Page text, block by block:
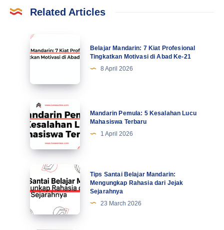
Related Articles
Belajar
Mandarin:
Profesional
Tingkatkan
Motivasi
di
Abad
Ke-
Belajar Mandarin: 7 Kiat Profesional
Tingkatkan Motivasi di Abad Ke-21
8 April 2026
Mandarin
Pemula:
5
Kesalahan
Lucu
Mahasiswa
Terbaru
Mandarin Pemula: 5 Kesalahan Lucu
Mahasiswa Terbaru
1 April 2026
Tips
Santai
Belajar
Mandarin:
Mengungkap
Tips Santai Belajar Mandarin:
Mengungkap Rahasia dari Jejak
Sejarahnya
23 March 2026